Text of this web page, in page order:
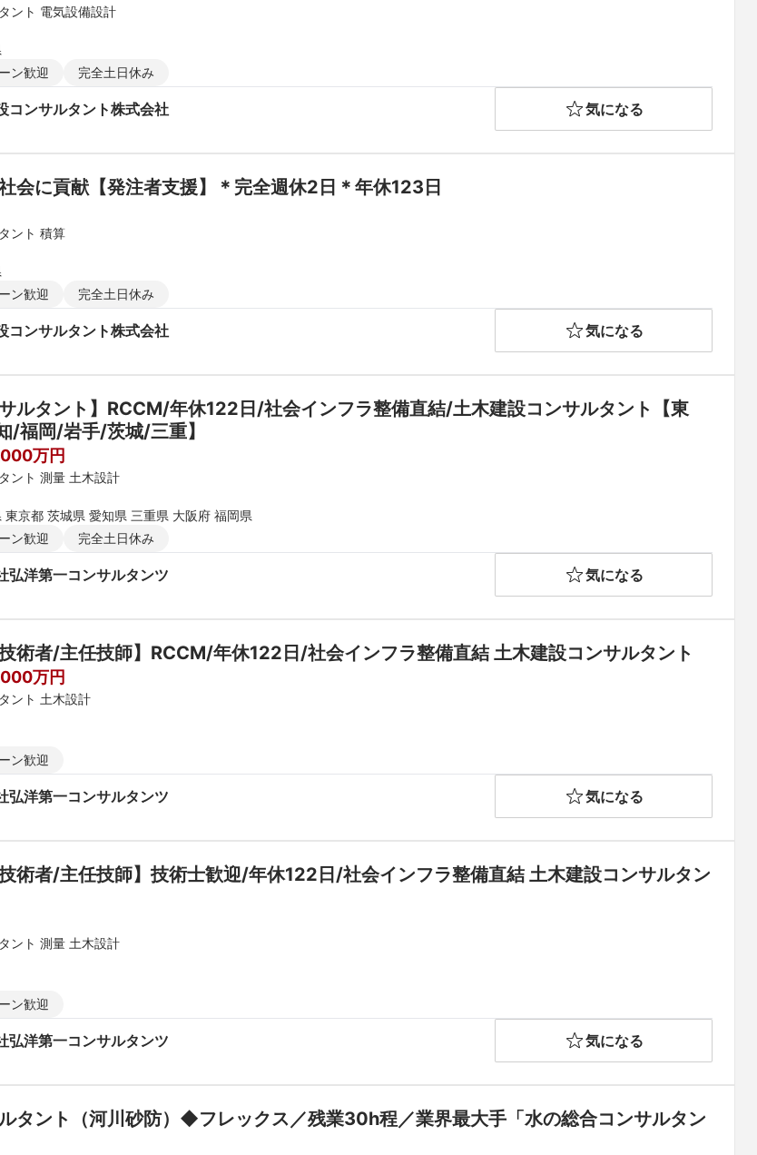
ント 電気設備設計
ン歓迎
完全土日休み
コンサルタント株式会社 気になる
会に貢献【発注者支援】＊完全週休2日＊年休123日
ント 積算
ン歓迎
完全土日休み
コンサルタント株式会社 気になる
サルタント】RCCM/年休122日/社会インフラ整備直結/土木建設コンサルタント【東
/福岡/岩手/茨城/三重】
万円
ント 測量 土木設計
東京都 茨城県 愛知県 三重県 大阪府 福岡県
ン歓迎
完全土日休み
弘洋第一コンサルタンツ 気になる
術者/主任技師】RCCM/年休122日/社会インフラ整備直結 土木建設コンサルタント
万円
ント 土木設計
ン歓迎
弘洋第一コンサルタンツ 気になる
術者/主任技師】技術士歓迎/年休122日/社会インフラ整備直結 土木建設コンサルタン
ント 測量 土木設計
ン歓迎
弘洋第一コンサルタンツ 気になる
タント（河川砂防）◆フレックス／残業30h程／業界最大手「水の総合コンサルタン